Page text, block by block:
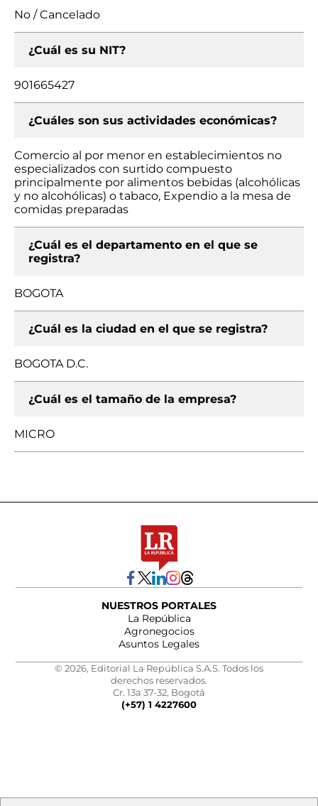
No / Cancelado
¿Cuál es su NIT?
901665427
¿Cuáles son sus actividades económicas?
Comercio al por menor en establecimientos no
especializados con surtido compuesto
principalmente por alimentos bebidas (alcohólicas
y no alcohólicas) o tabaco, Expendio a la mesa de
comidas preparadas
¿Cuál es el departamento en el que se
registra?
BOGOTA
¿Cuál es la ciudad en el que se registra?
BOGOTA D.C.
¿Cuál es el tamaño de la empresa?
MICRO
NUESTROS PORTALES
La República
Agronegocios
Asuntos Legales
© 2026, Editorial La República S.A.S. Todos los
derechos reservados.
Cr. 13a 37-32, Bogotá
(+57) 1 4227600